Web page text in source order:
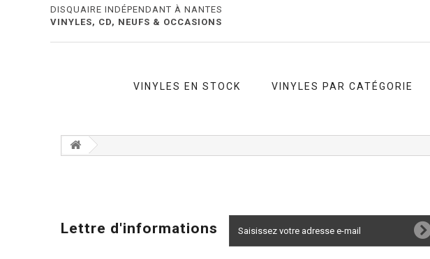
DISQUAIRE INDÉPENDANT À NANTES
VINYLES, CD, NEUFS & OCCASIONS
VINYLES EN STOCK VINYLES PAR CATÉGORIE
Lettre d'informations